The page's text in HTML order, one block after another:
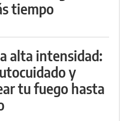
tiempo
alta intensidad:
y
tu fuego hasta